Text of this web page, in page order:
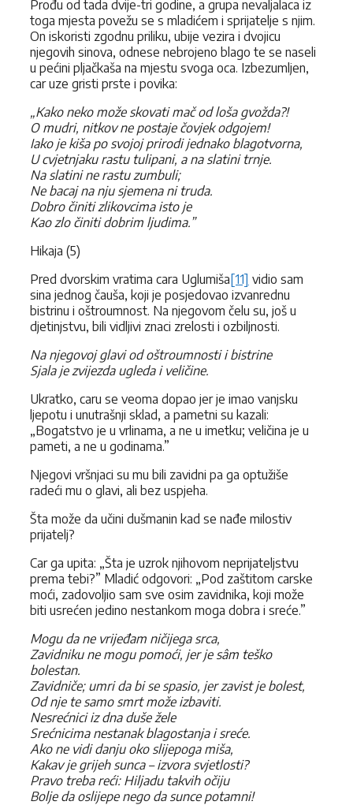
Prođu od tada dvije-tri godine, a grupa nevaljalaca iz
toga mjesta povežu se s mladićem i sprijatelje s njim.
On iskoristi zgodnu priliku, ubije vezira i dvojicu
njegovih sinova, odnese nebrojeno blago te se naseli
u pećini pljačkaša na mjestu svoga oca. Izbezumljen,
car uze gristi prste i povika:
„Kako neko može skovati mač od loša gvožda?!
O mudri, nitkov ne postaje čovjek odgojem!
Iako je kiša po svojoj prirodi jednako blagotvorna,
U cvjetnjaku rastu tulipani, a na slatini trnje.
Na slatini ne rastu zumbuli;
Ne bacaj na nju sjemena ni truda.
Dobro činiti zlikovcima isto je
Kao zlo činiti dobrim ljudima.”
Hikaja (5)
Pred dvorskim vratima cara Uglumiša[11] vidio sam
sina jednog čauša, koji je posjedovao izvanrednu
bistrinu i oštroumnost. Na njegovom čelu su, još u
djetinjstvu, bili vidljivi znaci zrelosti i ozbiljnosti.
Na njegovoj glavi od oštroumnosti i bistrine
Sjala je zvijezda ugleda i veličine.
Ukratko, caru se veoma dopao jer je imao vanjsku
ljepotu i unutrašnji sklad, a pametni su kazali:
„Bogatstvo je u vrlinama, a ne u imetku; veličina je u
pameti, a ne u godinama.”
Njegovi vršnjaci su mu bili zavidni pa ga optužiše
radeći mu o glavi, ali bez uspjeha.
Šta može da učini dušmanin kad se nađe milostiv
prijatelj?
Car ga upita: „Šta je uzrok njihovom neprijateljstvu
prema tebi?” Mladić odgovori: „Pod zaštitom carske
moći, zadovoljio sam sve osim zavidnika, koji može
biti usrećen jedino nestankom moga dobra i sreće.”
Mogu da ne vrijeđam ničijega srca,
Zavidniku ne mogu pomoći, jer je sâm teško
bolestan.
Zavidniče; umri da bi se spasio, jer zavist je bolest,
Od nje te samo smrt može izbaviti.
Nesrećnici iz dna duše žele
Srećnicima nestanak blagostanja i sreće.
Ako ne vidi danju oko slijepoga miša,
Kakav je grijeh sunca – izvora svjetlosti?
Pravo treba reći: Hiljadu takvih očiju
Bolje da oslijepe nego da sunce potamni!